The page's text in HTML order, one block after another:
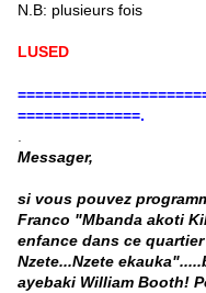
N.B: plusieurs fois
LUSED
==============.
Messager,
si vous pouvez
Franco "Mbanda akoti
enfance dans ce
Nzete...Nzete
ayebaki William Booth!